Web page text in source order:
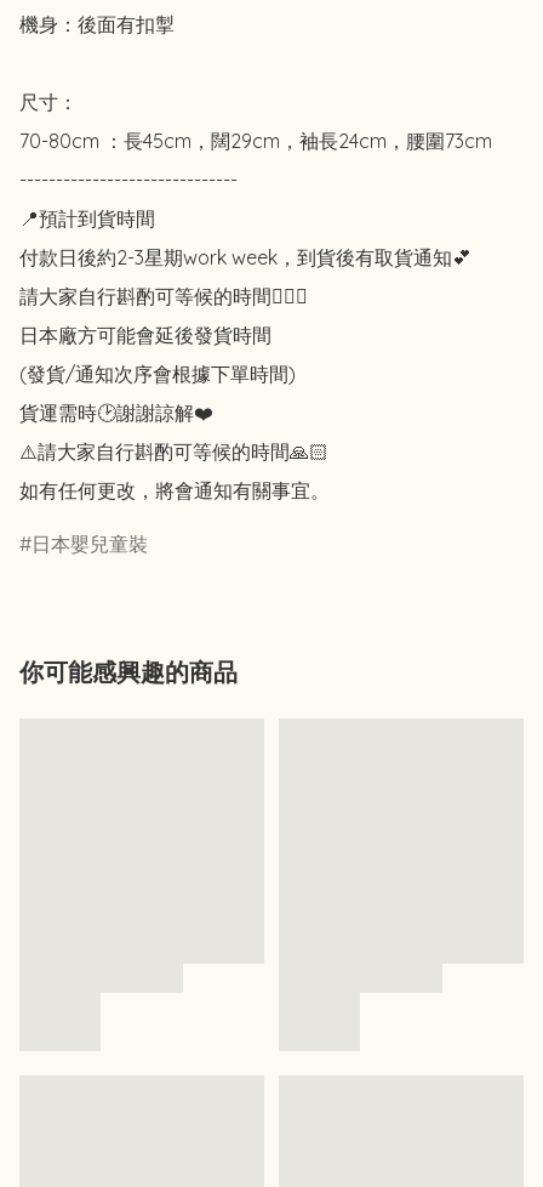
機身：後面有扣掣
尺寸：
70-80cm ：長45cm，闊29cm，袖長24cm，腰圍73cm
------------------------------
📍預計到貨時間
付款日後約2-3星期work week，到貨後有取貨通知💕
請大家自行斟酌可等候的時間🙇🏻‍♀️
日本廠方可能會延後發貨時間
(發貨/通知次序會根據下單時間)
貨運需時🕑謝謝諒解❤️
⚠️請大家自行斟酌可等候的時間🙏🏻
如有任何更改，將會通知有關事宜。
日本嬰兒童裝
你可能感興趣的商品